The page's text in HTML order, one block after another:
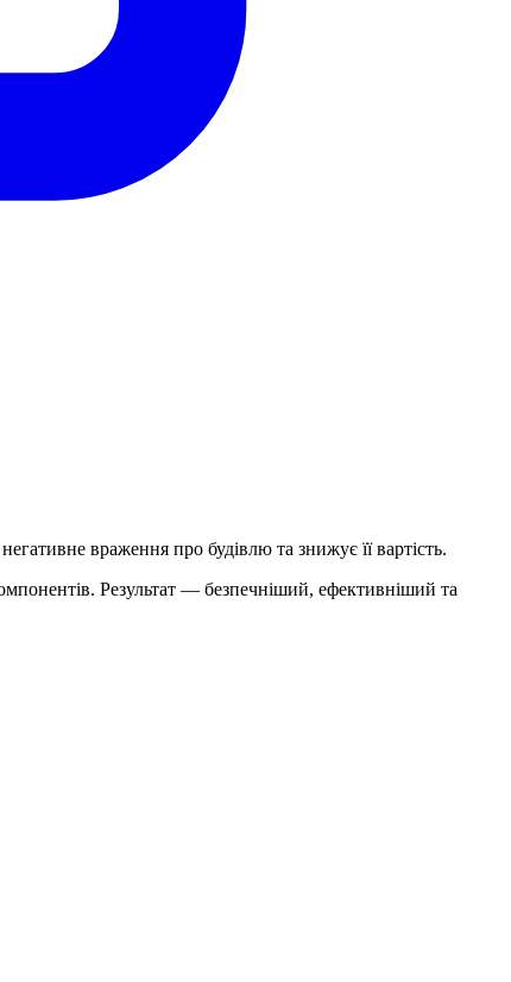
враження про будівлю та знижує її вартість.
Результат — безпечніший, ефективніший та